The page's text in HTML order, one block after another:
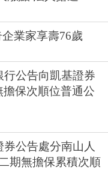
業家享壽76歲
公告向凱基證券
保次順位普通公
公告處分南山人
期無擔保累積次順